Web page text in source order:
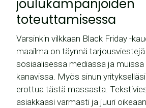
joulukampanjoiden
toteuttamisessa
Varsinkin vilkkaan Black Friday -
maailma on täynnä
sosiaalisessa mediassa ja muissa
kanavissa. Myös sinun
erottua tästä massasta.
asiakkaasi varmasti ja juuri